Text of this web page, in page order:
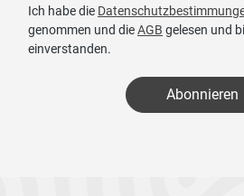
Ich habe die
genommen und dieAGB gelesen und
einverstanden.
Abonnieren